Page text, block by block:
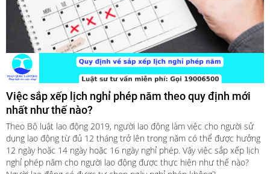
Việc sắp xếp lịch nghỉ phép năm theo quy định mới
nhất như thế nào?
Theo Bộ luật lao động 2019, người lao động làm việc cho người sử
dụng lao động từ đủ 12 tháng trở lên trong năm có thể được hưởng
12 ngày hoặc 14 ngày hoặc 16 ngày nghỉ phép. Vậy việc sắp xếp lịch
nghỉ phép năm cho người lao động được thực hiện như thế nào?